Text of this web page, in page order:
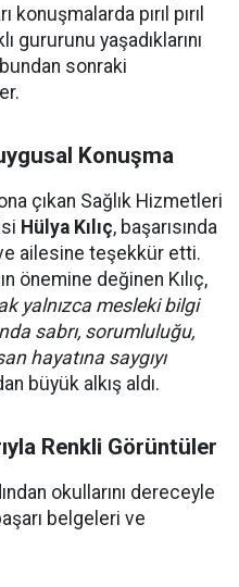
konuşmalarda pırıl pırıl
gururunu yaşadıklarını
sonraki
Konuşma
çıkan Sağlık Hizmetleri
Hülya Kılıç, başarısında
ailesine teşekkür etti.
önemine değinen Kılıç,
yalnızca mesleki bilgi
sabrı, sorumluluğu,
hayatına saygıyı
büyük alkış aldı.
Renkli Görüntüler
okullarını dereceyle
belgeleri ve